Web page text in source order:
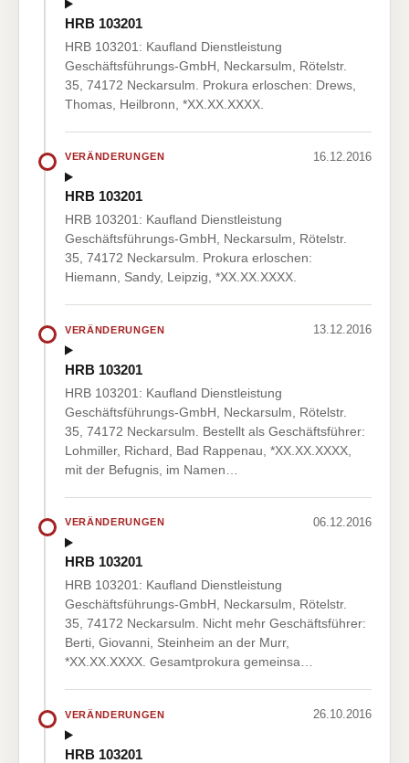
HRB 103201
HRB 103201: Kaufland Dienstleistung
Geschäftsführungs-GmbH, Neckarsulm, Rötelstr.
35, 74172 Neckarsulm. Prokura erloschen: Drews,
Thomas, Heilbronn, *XX.XX.XXXX.
VERÄNDERUNGEN 16.12.2016
HRB 103201
HRB 103201: Kaufland Dienstleistung
Geschäftsführungs-GmbH, Neckarsulm, Rötelstr.
35, 74172 Neckarsulm. Prokura erloschen:
Hiemann, Sandy, Leipzig, *XX.XX.XXXX.
VERÄNDERUNGEN 13.12.2016
HRB 103201
HRB 103201: Kaufland Dienstleistung
Geschäftsführungs-GmbH, Neckarsulm, Rötelstr.
35, 74172 Neckarsulm. Bestellt als Geschäftsführer:
Lohmiller, Richard, Bad Rappenau, *XX.XX.XXXX,
mit der Befugnis, im Namen…
VERÄNDERUNGEN 06.12.2016
HRB 103201
HRB 103201: Kaufland Dienstleistung
Geschäftsführungs-GmbH, Neckarsulm, Rötelstr.
35, 74172 Neckarsulm. Nicht mehr Geschäftsführer:
Berti, Giovanni, Steinheim an der Murr,
*XX.XX.XXXX. Gesamtprokura gemeinsa…
VERÄNDERUNGEN 26.10.2016
HRB 103201